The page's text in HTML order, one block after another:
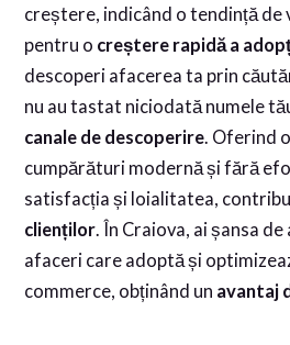
creștere, indicând o tendință de
pentru o creștere rapidă a
descoperi afacerea ta prin
nu au tastat niciodată numele
canale de descoperire. Oferind
cumpărături modernă și fără
satisfacția și loialitatea,
clienților. În Craiova, ai șansa
afaceri care adoptă și
commerce, obținând un avantaj